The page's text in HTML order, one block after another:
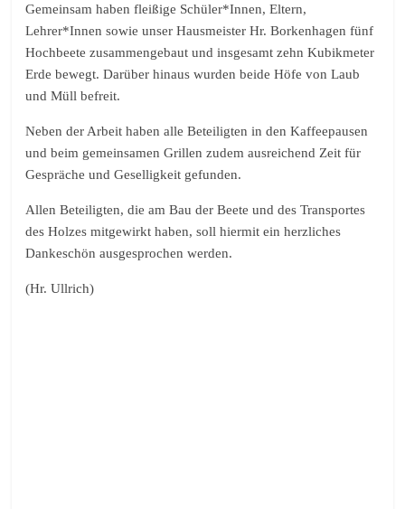
Gemeinsam haben fleißige Schüler*Innen, Eltern,
Lehrer*Innen sowie unser Hausmeister Hr. Borkenhagen fünf
Hochbeete zusammengebaut und insgesamt zehn Kubikmeter
Erde bewegt. Darüber hinaus wurden beide Höfe von Laub
und Müll befreit.
Neben der Arbeit haben alle Beteiligten in den Kaffeepausen
und beim gemeinsamen Grillen zudem ausreichend Zeit für
Gespräche und Geselligkeit gefunden.
Allen Beteiligten, die am Bau der Beete und des Transportes
des Holzes mitgewirkt haben, soll hiermit ein herzliches
Dankeschön ausgesprochen werden.
(Hr. Ullrich)